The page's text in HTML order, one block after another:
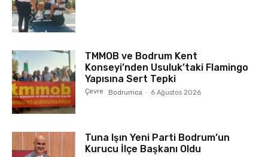
TMMOB ve Bodrum Kent
Konseyi’nden Usuluk’taki Flamingo
Yapısına Sert Tepki
Çevre Bodrumca - 6 Ağustos 2026
Tuna Işın Yeni Parti Bodrum’un
Kurucu İlçe Başkanı Oldu